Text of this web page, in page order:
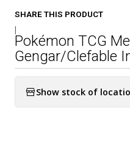
SHARE THIS PRODUCT
|
Pokémon TCG
Gengar/Clefable
Show stock of